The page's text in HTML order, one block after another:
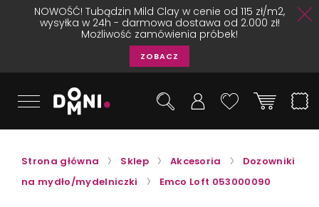
NOWOŚĆ! Tubądzin Mild Clay w cenie od 115 zł/m2,
wysyłka w 24h - darmowa dostawa od 2.000 zł!
Możliwość zamówienia próbek!
ZOBACZ
Strona główna Sklep Akcesoria
Dozowniki
na mydło/mydelniczki
Emco Loft 053000090